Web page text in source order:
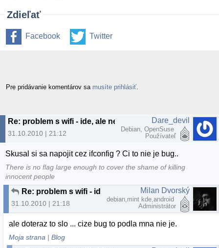
Zdieľať
Facebook Twitter
Pre pridávanie komentárov sa musíte prihlásiť
31.10.2010 | 21:12
Dare_devil
Debian, OpenSuse
Používateľ
Skusal si sa napojit cez ifconfig ? Ci to nie je bug..
There is no flag large enough to cover the shame of killing
innocent people
31.10.2010 | 21:18
Milan Dvorský
debian,mint kde,android
Administrátor
ale doteraz to slo ... cize bug to podla mna nie je.
Moja strana |Blog